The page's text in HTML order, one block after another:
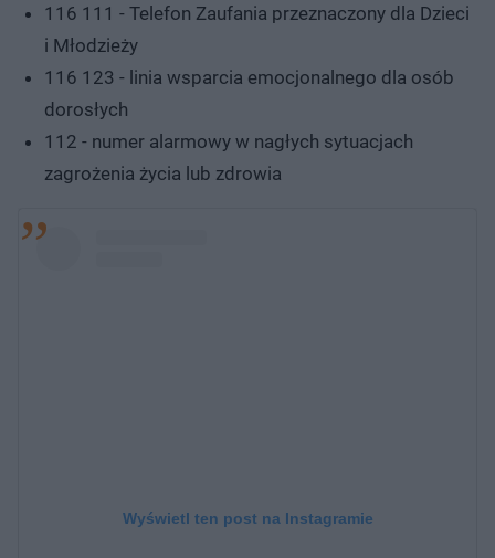
116 111 - Telefon Zaufania przeznaczony dla Dzieci
i Młodzieży
116 123 - linia wsparcia emocjonalnego dla osób
dorosłych
112 - numer alarmowy w nagłych sytuacjach
zagrożenia życia lub zdrowia
Wyświetl ten post na Instagramie